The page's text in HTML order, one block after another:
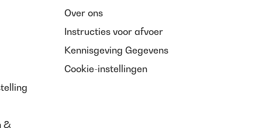
&
Over ons
Instructies voor afvoer
Kennisgeving Gegevens
Cookie-instellingen